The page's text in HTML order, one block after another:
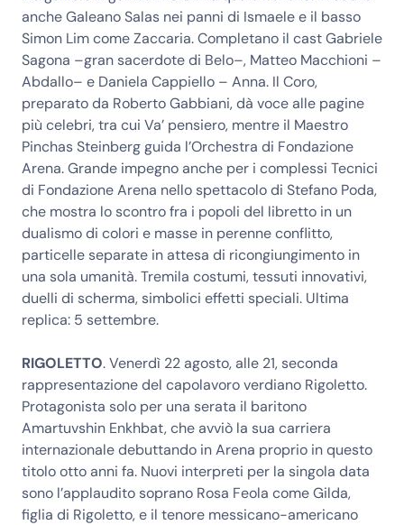
anche Galeano Salas nei panni di Ismaele e il basso
Simon Lim come Zaccaria. Completano il cast Gabriele
Sagona –gran sacerdote di Belo–, Matteo Macchioni –
Abdallo– e Daniela Cappiello – Anna. Il Coro,
preparato da Roberto Gabbiani, dà voce alle pagine
più celebri, tra cui Va’ pensiero, mentre il Maestro
Pinchas Steinberg guida l’Orchestra di Fondazione
Arena. Grande impegno anche per i complessi Tecnici
di Fondazione Arena nello spettacolo di Stefano Poda,
che mostra lo scontro fra i popoli del libretto in un
dualismo di colori e masse in perenne conflitto,
particelle separate in attesa di ricongiungimento in
una sola umanità. Tremila costumi, tessuti innovativi,
duelli di scherma, simbolici effetti speciali. Ultima
replica: 5 settembre.
RIGOLETTO. Venerdì 22 agosto, alle 21, seconda
rappresentazione del capolavoro verdiano Rigoletto.
Protagonista solo per una serata il baritono
Amartuvshin Enkhbat, che avviò la sua carriera
internazionale debuttando in Arena proprio in questo
titolo otto anni fa. Nuovi interpreti per la singola data
sono l’applaudito soprano Rosa Feola come Gilda,
figlia di Rigoletto, e il tenore messicano-americano